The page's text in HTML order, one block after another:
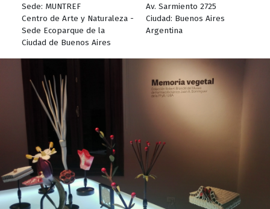
Sede: MUNTREF
Centro de Arte y Naturaleza -
Sede Ecoparque de la
Ciudad de Buenos Aires
Av. Sarmiento 2725
Ciudad: Buenos Aires
Argentina